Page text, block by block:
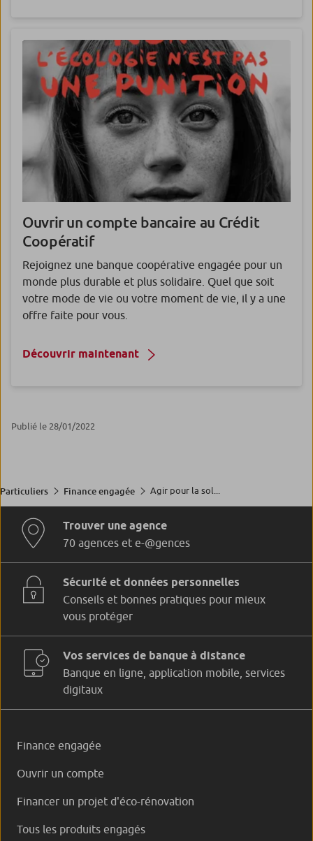
Ouvrir un compte bancaire au Crédit
Coopératif
Rejoignez une banque coopérative engagée pour un
monde plus durable et plus solidaire. Quel que soit
votre mode de vie ou votre moment de vie, il y a une
offre faite pour vous.
Découvrir maintenant
Publié le 28/01/2022
Particuliers Finance engagée Agir pour la sol...
Trouver une agence
70 agences et e-@gences
Sécurité et données personnelles
Conseils et bonnes pratiques pour mieux
vous protéger
Vos services de banque à distance
Banque en ligne, application mobile, services
digitaux
Finance engagée
Ouvrir un compte
Financer un projet d'éco-rénovation
Tous les produits engagés